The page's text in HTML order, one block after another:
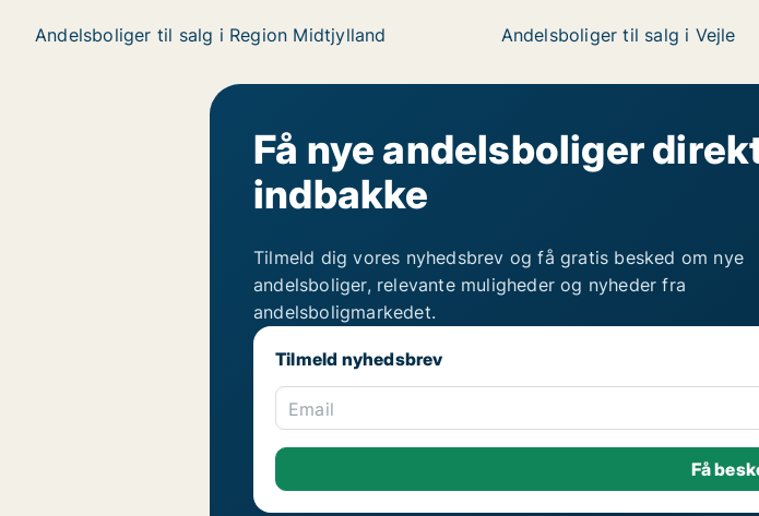
Andelsboliger til salg i Region Midtjylland Andelsboliger til salg i Vejle
Få nye andelsboliger
indbakke
Tilmeld dig vores nyhedsbrev og få gratis besked om nye
andelsboliger, relevante muligheder og nyheder fra
andelsboligmarkedet.
Tilmeld nyhedsbrev
Email